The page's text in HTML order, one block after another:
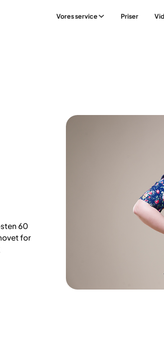
Vores service Priser
60
for